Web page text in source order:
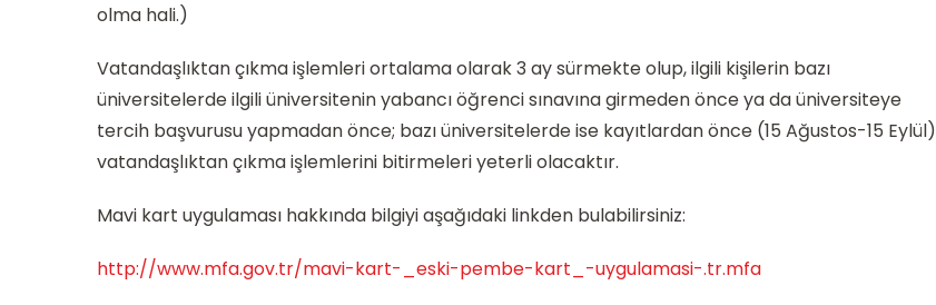
olma hali.)
Vatandaşlıktan çıkma işlemleri ortalama olarak 3 ay sürmekte olup, ilgili kişilerin bazı
üniversitelerde ilgili üniversitenin yabancı öğrenci sınavına girmeden önce ya da üniversiteye
tercih başvurusu yapmadan önce; bazı üniversitelerde ise kayıtlardan önce (15 Ağustos-15 Eylül)
vatandaşlıktan çıkma işlemlerini bitirmeleri yeterli olacaktır.
Mavi kart uygulaması hakkında bilgiyi aşağıdaki linkden bulabilirsiniz:
http://www.mfa.gov.tr/mavi-kart-_eski-pembe-kart_-uygulamasi-.tr.mfa